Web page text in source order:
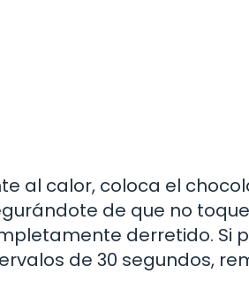
al calor, coloca el
de que no
derretido. Si
de 30 segundos,